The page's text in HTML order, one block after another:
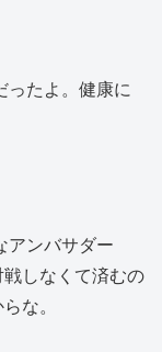
ったよ。健康に
アンバサダー
しなくて済むの
な。